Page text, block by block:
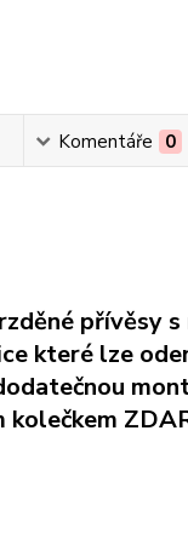
Komentáře 0
přívěsy s
které lze
kolečkem